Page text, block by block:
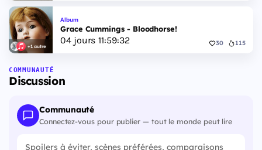
+1 autre
Album
Grace Cummings - Bloodhorse!
04jours 11:59:31 30 115
COMMUNAUTÉ
Discussion
Communauté
Connectez-vous pour publier — tout le monde peut lire